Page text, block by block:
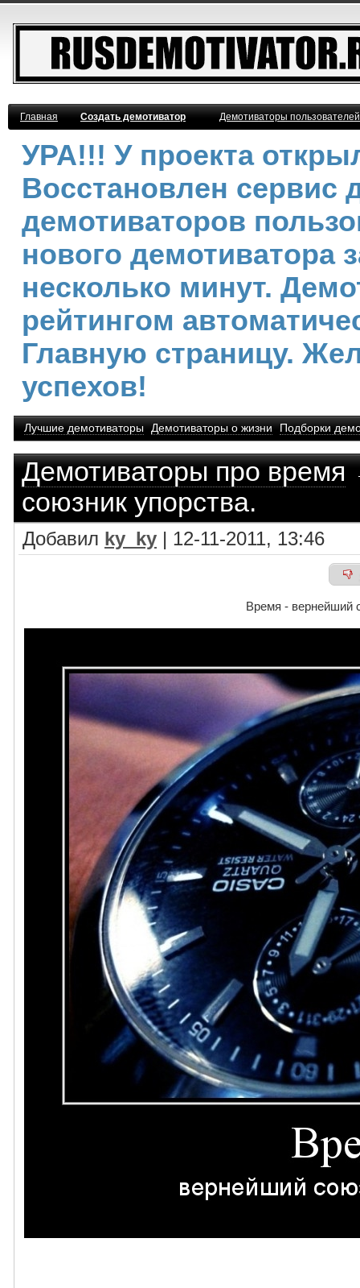
Главная Создать демотиватор Демотиваторы
УРА!!! У проекта
Восстановлен сервис
демотиваторов
нового демотиватора
несколько минут.
рейтингом
Главную страницу.
успехов!
Лучшие демотиваторы Демотиваторы о жизни Подборки
Демотиваторы про время
союзник упорства.
Добавил ky_ky | 12-11-2011, 13:46
Время - вернейший